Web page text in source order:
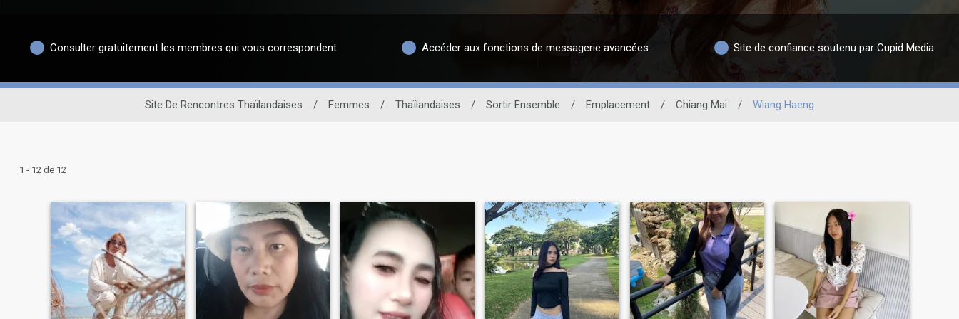
Consulter gratuitement les membres qui vous correspondent Accéder aux fonctions de messagerie avancées Site de confiance soutenu par Cupid Media
Site De Rencontres Thaïlandaises / Femmes / Thaïlandaises / Sortir Ensemble / Emplacement / Chiang Mai / Wiang Haeng
1 - 12 de 12